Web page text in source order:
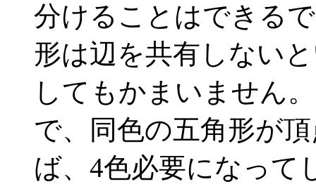
分けることはできる
形は辺を共有しない
してもかまいません
で、同色の五角形が
ば、4色必要になって